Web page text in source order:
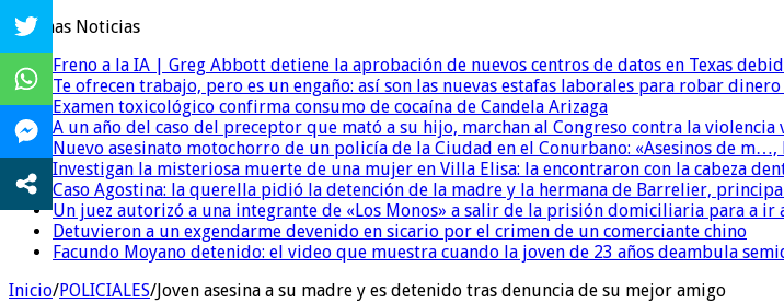
Ultimas Noticias
Freno a la IA | Greg Abbott detiene la aprobación de nuevos centros de datos en Texas
Te ofrecen trabajo, pero es un engaño: así son las nuevas estafas laborales para robar
Examen toxicológico confirma consumo de cocaína de Candela Arizaga
A un año del caso del preceptor que mató a su hijo, marchan al Congreso contra la violencia
Nuevo asesinato motochorro de un policía de la Ciudad en el Conurbano: «Asesinos de m…,
Investigan la misteriosa muerte de una mujer en Villa Elisa: la encontraron con la cabeza
Caso Agostina: la querella pidió la detención de la madre y la hermana de Barrelier,
Un juez autorizó a una integrante de «Los Monos» a salir de la prisión domiciliaria para a
Detuvieron a un exgendarme devenido en sicario por el crimen de un comerciante chino
Facundo Moyano detenido: el video que muestra cuando la joven de 23 años deambula
Inicio/POLICIALES/Joven asesina a su madre y es detenido tras denuncia de su mejor amigo